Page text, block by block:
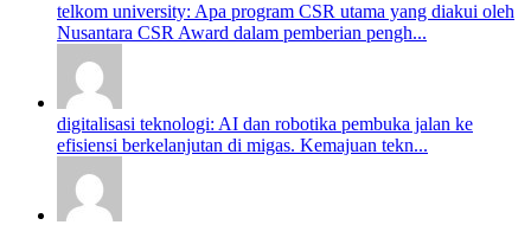
telkom university: Apa program CSR utama yang diakui oleh
Nusantara CSR Award dalam pemberian pengh...
digitalisasi teknologi: AI dan robotika pembuka jalan ke
efisiensi berkelanjutan di migas. Kemajuan tekn...